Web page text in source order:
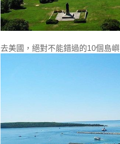
去美國，絕對不能錯過的10個島嶼